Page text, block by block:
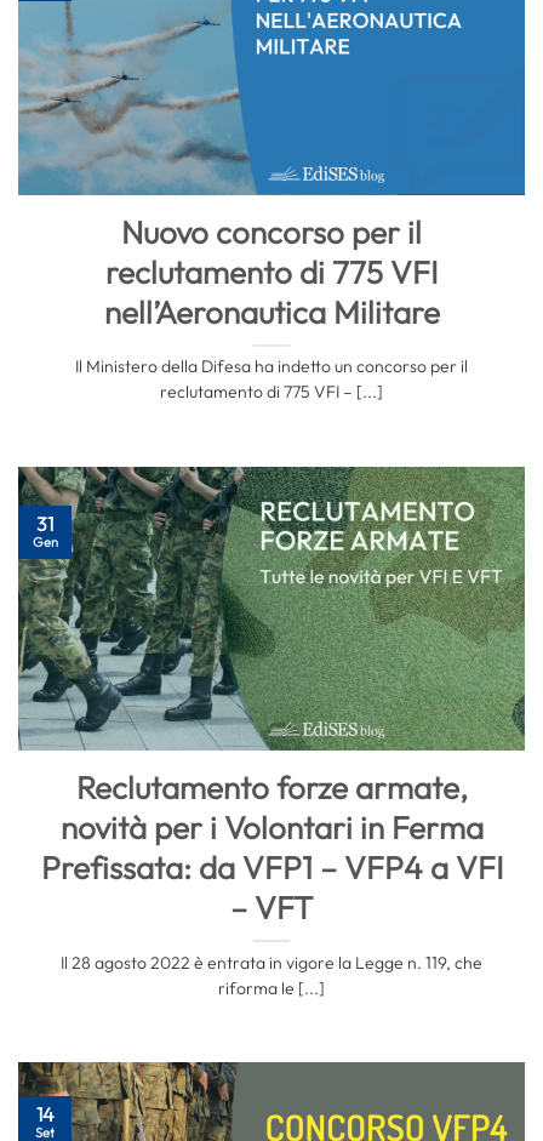
Nuovo concorso per il
reclutamento di 775 VFI
nell’Aeronautica Militare
Il Ministero della Difesa ha indetto un concorso per il
reclutamento di 775 VFI – [...]
Reclutamento forze armate,
novità per i Volontari in Ferma
Prefissata: da VFP1 – VFP4 a VFI
– VFT
Il 28 agosto 2022 è entrata in vigore la Legge n. 119, che
riforma le [...]
31
Gen
14
Set